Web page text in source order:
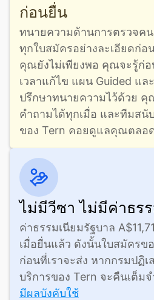
ก่อนยื่น
ทนายความด้านการตรวจคน
ทุกใบสมัครอย่างละเอียดก่
คุณยังไม่เพียงพอ คุณจะรู้ก่
เวลาแก้ไข แผน Guided แล
ปรึกษาทนายความไว้ด้วย คุ
คำถามได้ทุกเมื่อ และทีมสนั
ของ Tern คอยดูแลคุณตลอ
ไม่มีวีซา ไม่มีค่าธร
ค่าธรรมเนียมรัฐบาล
เมื่อยื่นแล้ว ดังนั้นใบสมัครข
ก่อนที่เราจะส่ง หากกรมปฏิ
บริการของ Tern จะคืนเต็ม
มีผลบังคับใช้